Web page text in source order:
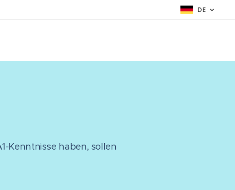
DE
Kenntnisse haben, sollen